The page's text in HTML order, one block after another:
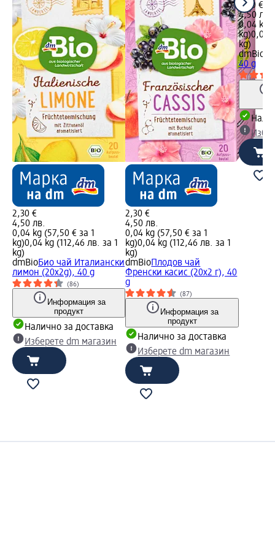
2,30 €
4,50 лв.
0,04 kg (57,50 € за 1
kg)0,04 kg (112,46 лв. за 1
kg)
dmBioБио чай Италиански
лимон (20x2g), 40 g
(86)
Информация за
продукт
Налично за доставка
Изберете dm магазин
2,30 €
4,50 лв.
0,04 kg (57,50 € за 1
kg)0,04 kg (112,46 лв. за 1
kg)
dmBioПлодов чай
Френски касис (20x2 г), 40
g
(87)
Информация за
продукт
Налично за доставка
Изберете dm магазин
2,30 €
4,50 лв.
0,04 kg
kg)0,04
kg)
dmBio
40 g